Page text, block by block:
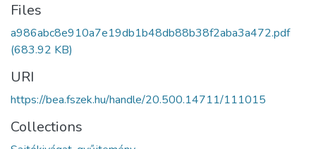
Files
a986abc8e910a7e19db1b48db88b38f2aba3a472.pdf
(683.92 KB)
URI
https://bea.fszek.hu/handle/20.500.14711/111015
Collections